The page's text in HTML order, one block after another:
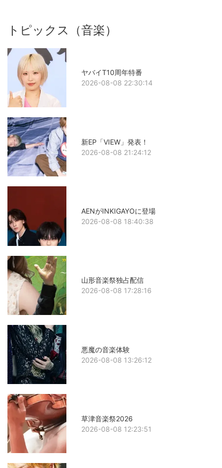
トピックス（音楽）
ヤバイT10周年特番
2026-08-08 22:30:14
新EP「VIEW」発表！
2026-08-08 21:24:12
AENがINKIGAYOに登場
2026-08-08 18:40:38
山形音楽祭独占配信
2026-08-08 17:28:16
悪魔の音楽体験
2026-08-08 13:26:12
草津音楽祭2026
2026-08-08 12:23:51